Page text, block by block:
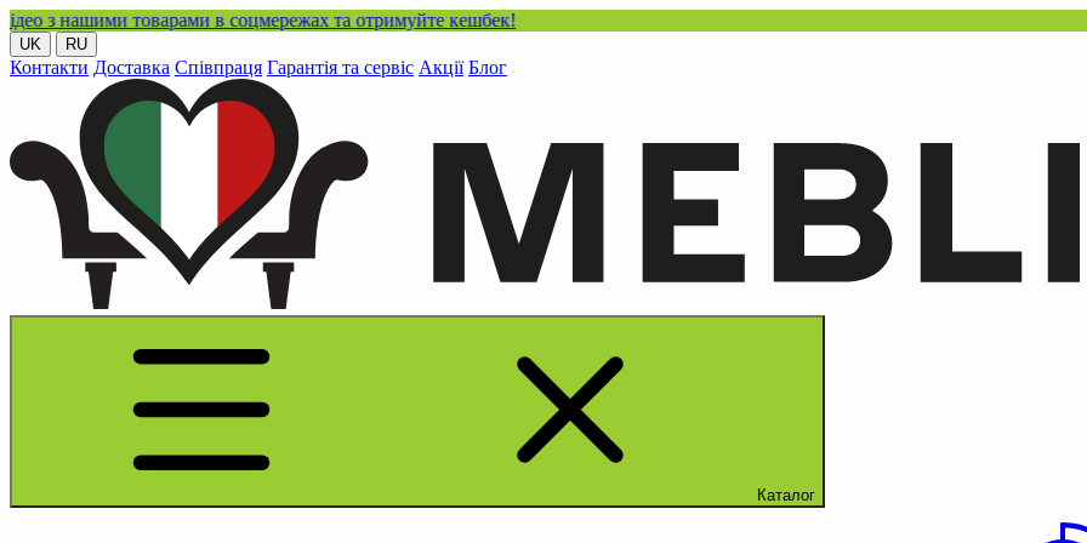
товарами в соцмережах та отримуйте кешбек!
UK RU
Контакти Доставка Співпраця Гарантія та сервіс Акції Блог
Каталог